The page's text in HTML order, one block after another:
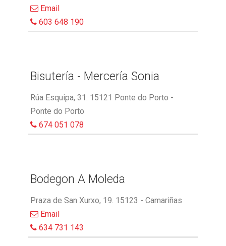
Email
603 648 190
Bisutería - Mercería Sonia
Rúa Esquipa, 31. 15121 Ponte do Porto -
Ponte do Porto
674 051 078
Bodegon A Moleda
Praza de San Xurxo, 19. 15123 - Camariñas
Email
634 731 143